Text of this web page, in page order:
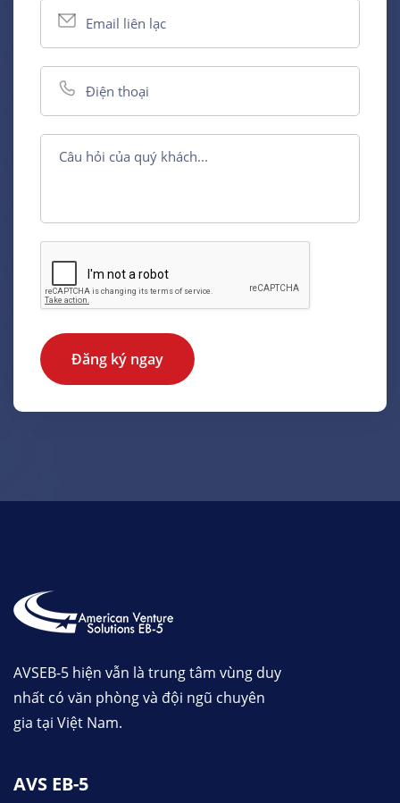
Đăng ký ngay
AVSEB-5 hiện vẫn là trung tâm vùng duy
nhất có văn phòng và đội ngũ chuyên
gia tại Việt Nam.
AVS EB-5